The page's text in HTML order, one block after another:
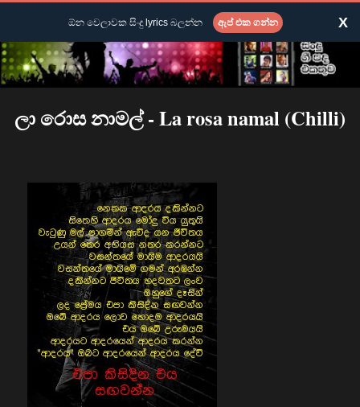
ලා රොස නාමල් - La rosa namal (Chilli)
ඕන වෙලාවක සිංදු lyrics බලන්න ඇප් එක ගන්න X